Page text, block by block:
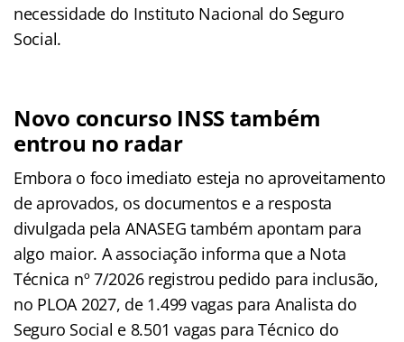
necessidade do Instituto Nacional do Seguro
Social.
Novo concurso INSS também
entrou no radar
Embora o foco imediato esteja no aproveitamento
de aprovados, os documentos e a resposta
divulgada pela ANASEG também apontam para
algo maior. A associação informa que a Nota
Técnica nº 7/2026 registrou pedido para inclusão,
no PLOA 2027, de 1.499 vagas para Analista do
Seguro Social e 8.501 vagas para Técnico do